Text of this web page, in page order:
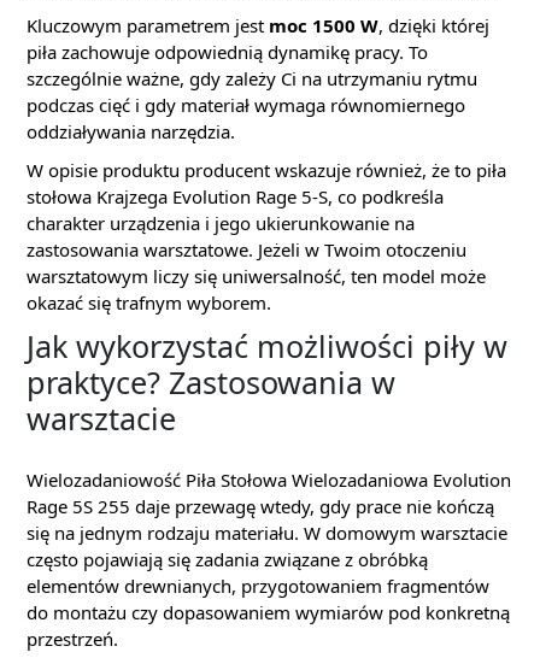
Kluczowym parametrem jest moc 1500 W, dzięki której
piła zachowuje odpowiednią dynamikę pracy. To
szczególnie ważne, gdy zależy Ci na utrzymaniu rytmu
podczas cięć i gdy materiał wymaga równomiernego
oddziaływania narzędzia.
W opisie produktu producent wskazuje również, że to piła
stołowa Krajzega Evolution Rage 5-S, co podkreśla
charakter urządzenia i jego ukierunkowanie na
zastosowania warsztatowe. Jeżeli w Twoim otoczeniu
warsztatowym liczy się uniwersalność, ten model może
okazać się trafnym wyborem.
Jak wykorzystać możliwości piły w
praktyce? Zastosowania w
warsztacie
Wielozadaniowość Piła Stołowa Wielozadaniowa Evolution
Rage 5S 255 daje przewagę wtedy, gdy prace nie kończą
się na jednym rodzaju materiału. W domowym warsztacie
często pojawiają się zadania związane z obróbką
elementów drewnianych, przygotowaniem fragmentów
do montażu czy dopasowaniem wymiarów pod konkretną
przestrzeń.